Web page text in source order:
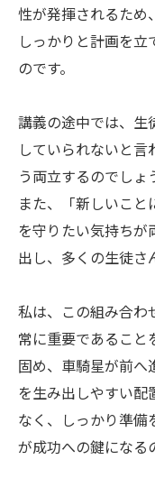
性が発揮されるため
しっかりと計画を立
のです。
講義の途中では、生
していられないと言
う両立するのでしょ
また、「新しいこと
を守りたい気持ちが
出し、多くの生徒さ
私は、この組み合わ
常に重要であること
固め、車騎星が前へ
を生み出しやすい配
なく、しっかり準備
が成功への鍵になる